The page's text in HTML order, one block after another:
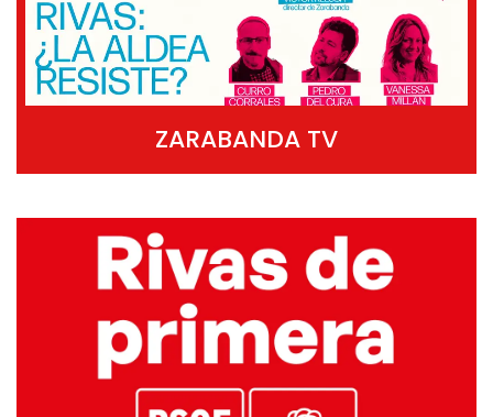
ZARABANDA TV